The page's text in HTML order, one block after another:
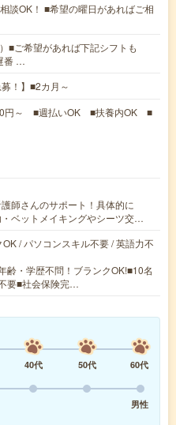
談OK！ ■希望の曜日があればご相
■ご希望があれば下記シフトも
番 …
！】■2カ月～
円～ ■週払いOK ■扶養内OK ■
師さんのサポート！具体的に
ベットメイキングやシーツ交…
/ パソコンスキル不要 / 英語力不
齢・学歴不問！ブランクOK!■10名
要■社会保険完…
40代 50代
60代
男性